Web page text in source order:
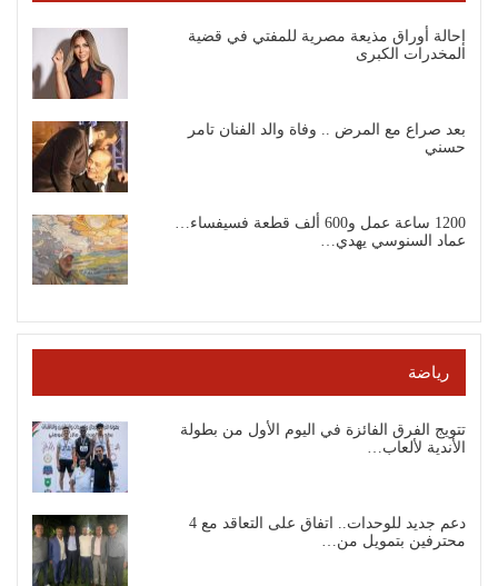
إحالة أوراق مذيعة مصرية للمفتي في قضية
المخدرات الكبرى
بعد صراع مع المرض .. وفاة والد الفنان تامر
حسني
1200 ساعة عمل و600 ألف قطعة فسيفساء…
عماد السنوسي يهدي…
رياضة
تتويج الفرق الفائزة في اليوم الأول من بطولة
الأندية لألعاب…
دعم جديد للوحدات.. اتفاق على التعاقد مع 4
محترفين بتمويل من…